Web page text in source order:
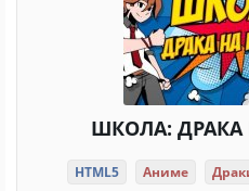
ШКОЛА: ДРАКА
HTML5 Аниме